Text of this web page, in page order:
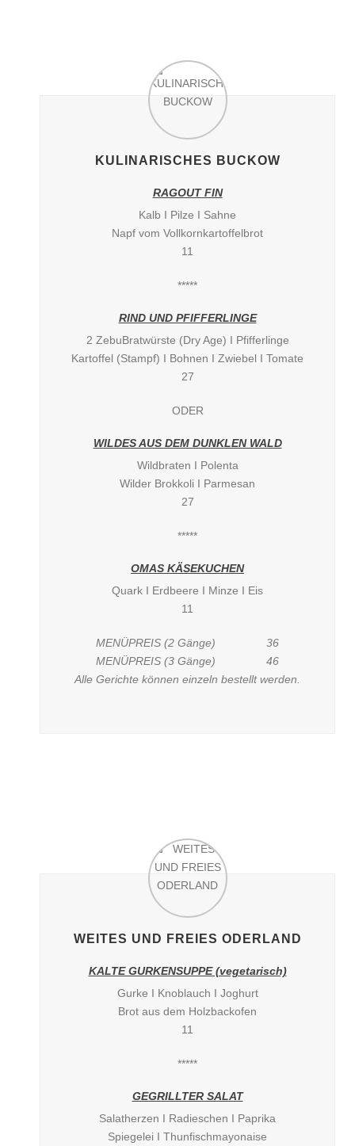
KULINARISCHES BUCKOW
RAGOUT FIN
Kalb I Pilze I Sahne
Napf vom Vollkornkartoffelbrot
11
*****
RIND UND PFIFFERLINGE
2 ZebuBratwürste (Dry Age) I Pfifferlinge
Kartoffel (Stampf) I Bohnen I Zwiebel I Tomate
27
ODER
WILDES AUS DEM DUNKLEN WALD
Wildbraten I Polenta
Wilder Brokkoli I Parmesan
27
*****
OMAS KÄSEKUCHEN
Quark I Erdbeere I Minze I Eis
11
MENÜPREIS (2 Gänge) 36
MENÜPREIS (3 Gänge) 46
Alle Gerichte können einzeln bestellt werden.
WEITES UND FREIES ODERLAND
KALTE GURKENSUPPE (vegetarisch)
Gurke I Knoblauch I Joghurt
Brot aus dem Holzbackofen
11
*****
GEGRILLTER SALAT
Salatherzen I Radieschen I Paprika
Spiegelei I Thunfischmayonaise